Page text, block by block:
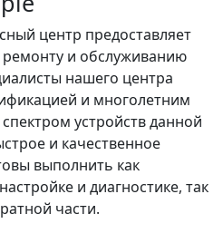
центр предоставляет
ремонту и обслуживанию
нашего центра
и многолетним
устройств данной
и качественное
выполнить как
и диагностике, так
части.